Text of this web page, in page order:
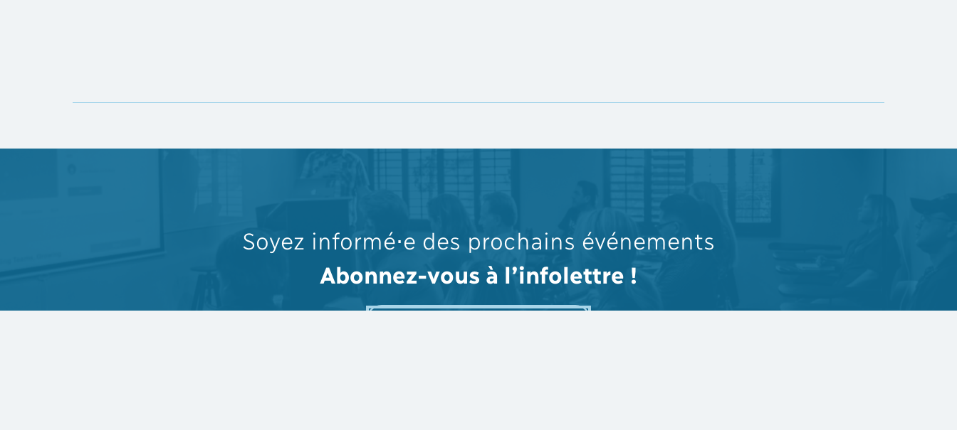
Soyez informé⋅e des prochains événements
Abonnez-vous à l’infolettre !